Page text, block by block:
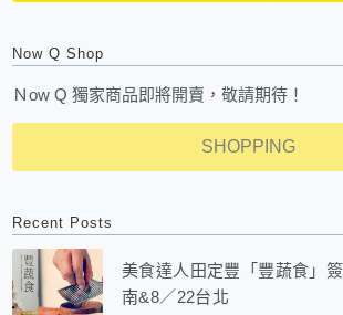
Now Q Shop
Ｎow Q 獨家商品即將開賣，敬請期待！
SHOPPING
Recent Posts
美食達人田定豐「豐蔬食」
南&8／22台北